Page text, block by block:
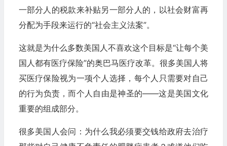
一部分人的税款来补贴另一部分人的，以社会财富再
分配为手段来运行的“社会主义法案”。
这就是为什么多数美国人不喜欢这个目标是“让每个美
国人都有医疗保险”的奥巴马医疗改革。很多美国人将
买医疗保险视为一项个人选择，每个人只需要对自己
的行为负责，而个人自由是神圣的——这是美国文化
重要的组成部分。
很多美国人会问：为什么我必须要交钱给政府去治疗